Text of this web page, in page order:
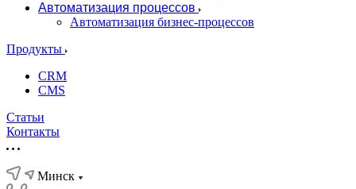
Автоматизация процессов
Автоматизация бизнес-процессов
Продукты
CRM
CMS
Статьи
Контакты
Минск